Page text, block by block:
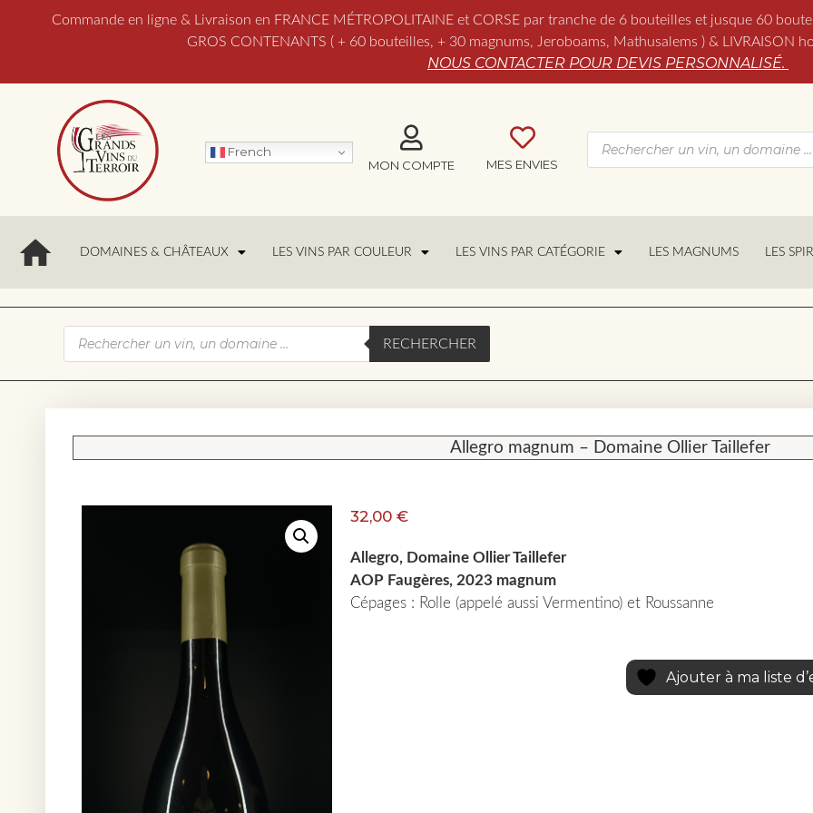
Commande en ligne & Livraison en FRANCE MÉTROPOLITAINE et CORSE par tranche de 6 bouteilles et jusque 60
GROS CONTENANTS ( + 60 bouteilles, + 30 magnums, Jeroboams, Mathusalems ) & LIVRAISON
NOUS CONTACTER POUR DEVIS PERSONNALISÉ.
French
MON COMPTE
MES ENVIES
DOMAINES & CHÂTEAUX LES VINS PAR COULEUR LES VINS PAR CATÉGORIE LES MAGNUMS LES
RECHERCHER
Allegro magnum – Domaine Ollier Taillefer
32,00 €
Allegro, Domaine Ollier Taillefer
AOP Faugères, 2023 magnum
Cépages : Rolle (appelé aussi Vermentino) et Roussanne
Ajouter à ma liste